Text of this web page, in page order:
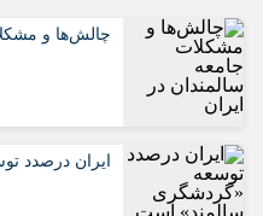
چالش‌ها و
ایران درصدد